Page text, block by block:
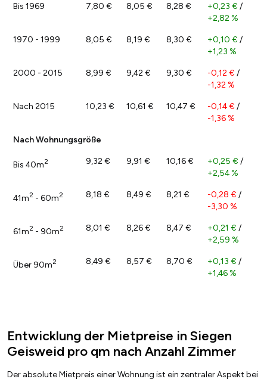
Bis 1969 7,80 € 8,05 € 8,28 € +0,23 € /
+2,82 %
1970 - 1999 8,05 € 8,19 € 8,30 € +0,10 € /
+1,23 %
2000 - 2015 8,99 € 9,42 € 9,30 € -0,12 € /
-1,32 %
Nach 2015 10,23 € 10,61 € 10,47 € -0,14 € /
-1,36 %
Nach Wohnungsgröße
Bis 40m2 9,32 € 9,91 € 10,16 € +0,25 € /
+2,54 %
41m2 - 60m2 8,18 € 8,49 € 8,21 € -0,28 € /
-3,30 %
61m2 - 90m2 8,01 € 8,26 € 8,47 € +0,21 € /
+2,59 %
Über 90m2 8,49 € 8,57 € 8,70 € +0,13 € /
+1,46 %
Entwicklung der Mietpreise in Siegen
Geisweid pro qm nach Anzahl Zimmer
Der absolute Mietpreis einer Wohnung ist ein zentraler Aspekt bei